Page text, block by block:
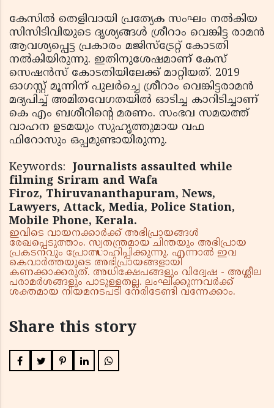
കേസില്‍ തെളിവായി പ്രത്യേക സംഘം നല്‍കിയ
സിസിടിവിയുടെ ദൃശ്യങ്ങള്‍ ശ്രീറാം വെങ്കിട്ട രാമന്‍
ആവശ്യപ്പെട്ട പ്രകാരം മജിസ്‌ട്രേറ്റ് കോടതി
നല്‍കിയിരുന്നു. ഇതിനുശേഷമാണ് കേസ്
സെഷന്‍സ് കോടതിയിലേക്ക് മാറ്റിയത്. 2019
ഓഗസ്റ്റ് മൂന്നിന് പുലര്‍ച്ചെ ശ്രീറാം വെങ്കിട്ടരാമന്‍
മദ്യപിച്ച് അമിതവേഗതയില്‍ ഓടിച്ച കാറിടിച്ചാണ്
കെ എം ബശീറിന്റെ മരണം. സംഭവ സമയത്ത്
വാഹന ഉടമയും സുഹൃത്തുമായ വഫ
ഫിറോസും ഒപ്പമുണ്ടായിരുന്നു.
Keywords: Journalists assaulted while
filming Sriram and Wafa
Firoz, Thiruvananthapuram, News,
Lawyers, Attack, Media, Police Station,
Mobile Phone, Kerala.
ഇവിടെ വായനക്കാർക്ക് അഭിപ്രായങ്ങൾ
രേഖപ്പെടുത്താം. സ്വതന്ത്രമായ ചിന്തയും അഭിപ്രായ
പ്രകടനവും പ്രോത്സാഹിപ്പിക്കുന്നു. എന്നാൽ ഇവ
കെവാർത്തയുടെ അഭിപ്രായങ്ങളായി
കണക്കാക്കരുത്. അധിക്ഷേപങ്ങളും വിദ്വേഷ - അശ്ലീല
പരാമർശങ്ങളും പാടുള്ളതല്ല. ലംഘിക്കുന്നവർക്ക്
ശക്തമായ നിയമനടപടി നേരിടേണ്ടി വന്നേക്കാം.
Share this story